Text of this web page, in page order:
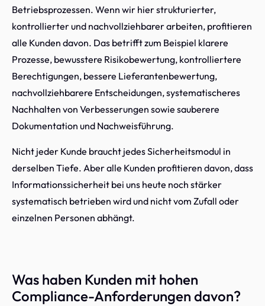
Betriebsprozessen. Wenn wir hier strukturierter,
kontrollierter und nachvollziehbarer arbeiten, profitieren
alle Kunden davon. Das betrifft zum Beispiel klarere
Prozesse, bewusstere Risikobewertung, kontrolliertere
Berechtigungen, bessere Lieferantenbewertung,
nachvollziehbarere Entscheidungen, systematischeres
Nachhalten von Verbesserungen sowie sauberere
Dokumentation und Nachweisführung.
Nicht jeder Kunde braucht jedes Sicherheitsmodul in
derselben Tiefe. Aber alle Kunden profitieren davon, dass
Informationssicherheit bei uns heute noch stärker
systematisch betrieben wird und nicht vom Zufall oder
einzelnen Personen abhängt.
Was haben Kunden mit hohen
Compliance-Anforderungen davon?